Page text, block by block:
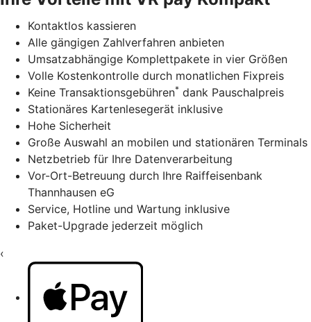
Kontaktlos kassieren
Alle gängigen Zahlverfahren anbieten
Umsatzabhängige Komplettpakete in vier Größen
Volle Kostenkontrolle durch monatlichen Fixpreis
Keine Transaktionsgebühren* dank Pauschalpreis
Stationäres Kartenlesegerät inklusive
Hohe Sicherheit
Große Auswahl an mobilen und stationären Terminals
Netzbetrieb für Ihre Datenverarbeitung
Vor-Ort-Betreuung durch Ihre Raiffeisenbank
Thannhausen eG
Service, Hotline und Wartung inklusive
Paket-Upgrade jederzeit möglich
‹